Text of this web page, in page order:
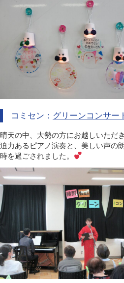
コミセン： グリーンコンサ
晴天の中、大勢の方にお越しいただき
迫力あるピアノ演奏と、美しい声の
時を過ごされました。